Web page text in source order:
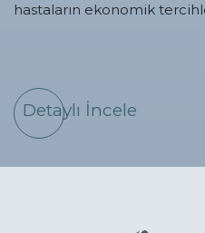
hastaların ekonomik
Detaylı İncele